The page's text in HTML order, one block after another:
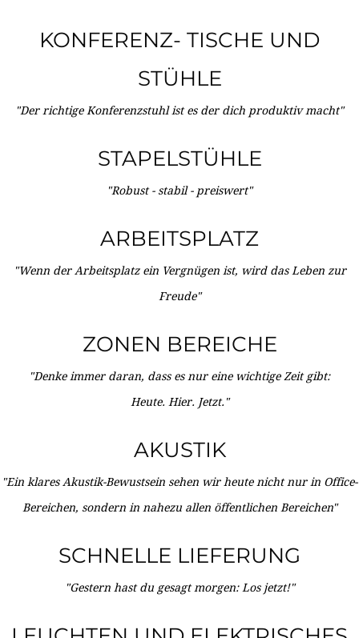
KONFERENZ- TISCHE UND
STÜHLE
"Der richtige Konferenzstuhl ist es der dich produktiv macht"
STAPELSTÜHLE
"Robust - stabil - preiswert"
ARBEITSPLATZ
"Wenn der Arbeitsplatz ein Vergnügen ist, wird das Leben zur
Freude"
ZONEN BEREICHE
"Denke immer daran, dass es nur eine wichtige Zeit gibt:
Heute. Hier. Jetzt."
AKUSTIK
"Ein klares Akustik-Bewustsein sehen wir heute nicht nur in Office-
Bereichen, sondern in nahezu allen öffentlichen Bereichen"
SCHNELLE LIEFERUNG
"Gestern hast du gesagt morgen: Los jetzt!"